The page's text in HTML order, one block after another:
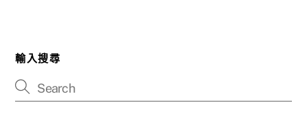
輸入搜尋